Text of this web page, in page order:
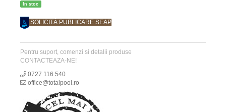
In stoc
SOLICITĂ PUBLICARE SEAP
Pentru suport, comenzi si detalii produse
CONTACTEAZA-NE!
0727 116 540
office@totalpool.ro